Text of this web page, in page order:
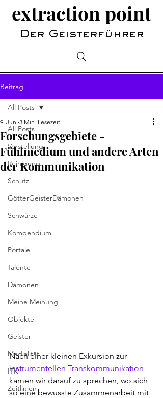
extraction point
Der Geisterführer
Beitrag
All Posts
Vorstellung
Reinigung
Schutz
GötterGeisterDämonen
Schwärze
Kompendium
Portale
Talente
Dämonen
Meine Meinung
Objekte
Geister
Medialität
ITK
Zeitlinien
All Posts
Forschungsgebiete -
Fühlmedium und andere Arten
der Kommunikation
9. Juni 3 Min. Lesezeit
Nach einer kleinen Exkursion zur
instrumentellen Transkommunikation
kamen wir darauf zu sprechen, wo sich
so eine bewusste Zusammenarbeit mit